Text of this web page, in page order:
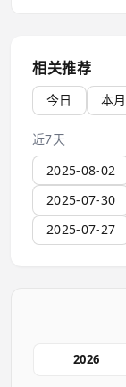
相关推荐
今日 本
近7天
2025-08-02
2025-07-30
2025-07-27
2026